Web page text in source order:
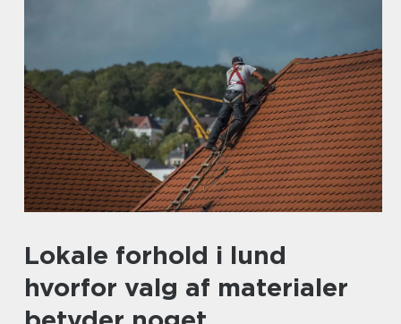
Lokale forhold i lund
hvorfor valg af materialer